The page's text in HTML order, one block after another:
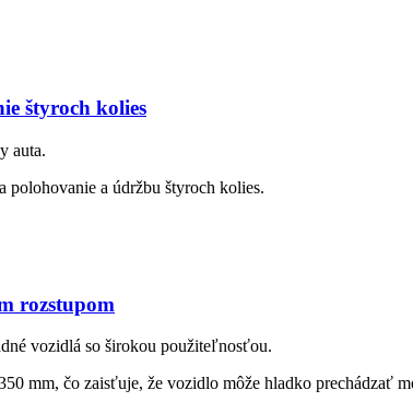
štyroch kolies
auta.
polohovanie a údržbu štyroch kolies.
rozstupom
vozidlá so širokou použiteľnosťou.
mm, čo zaisťuje, že vozidlo môže hladko prechádzať